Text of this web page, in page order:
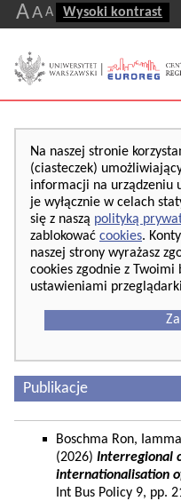
AA A Wysoki kontrast
Na naszej stronie
(ciasteczek)
informacji na urządzeniu
je wyłącznie w celach
się z naszą polityką
zablokować cookies.
naszej strony wyrażasz
cookies zgodnie z Twoimi
ustawieniami
Publikacje
Boschma Ron,
(2026) Interregional
internationalisation
Int Bus Policy 9, pp.